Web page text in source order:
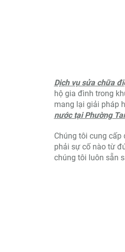
Dịch vụ sửa chữa
hộ gia đình trong
mang lại giải pháp
nước tại Phường
Chúng tôi cung
phải sự cố nào từ
chúng tôi luôn sẵn